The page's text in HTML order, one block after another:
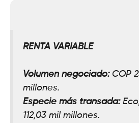
RENTA VARIABLE
Volumen negociado: COP
millones.
Especie más transada:
112,03 mil millones.